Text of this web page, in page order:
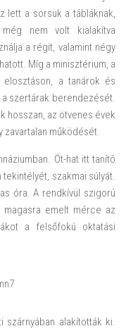
lett a sorsuk a tábláknak,
nem volt kialakítva
a régit, valamint négy
Míg a minisztérium, a
a tanárok és
szertárak berendezését.
hosszan, az ötvenes évek
zavartalan működését.
Öt-hat itt tanító
szakmai súlyát.
óra. A rendkívül szigorú
magasra emelt mérce az
a felsőfokú oktatási
szárnyában alakították ki.